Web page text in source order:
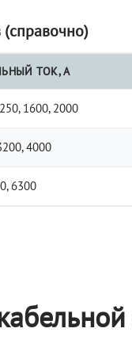
ТОК, А
1600, 2000
4000
6300